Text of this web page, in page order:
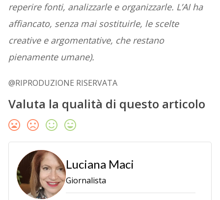
reperire fonti, analizzarle e organizzarle. L’AI ha
affiancato, senza mai sostituirle, le scelte
creative e argomentative, che restano
pienamente umane).
@RIPRODUZIONE RISERVATA
Valuta la qualità di questo articolo
Luciana Maci
Giornalista